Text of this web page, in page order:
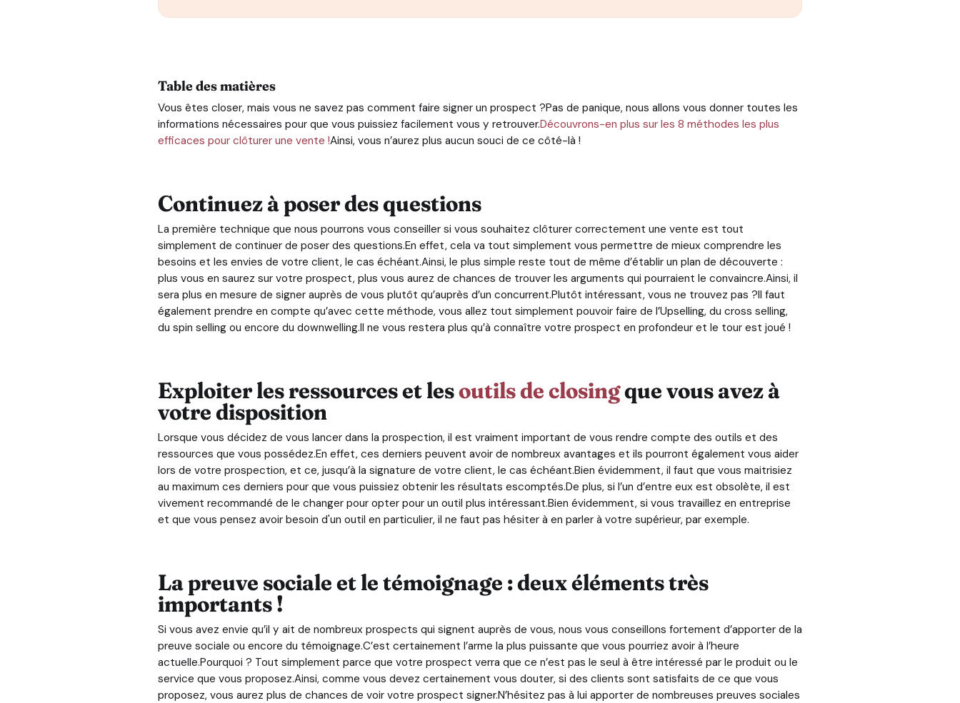
Table des matières
Vous êtes closer, mais vous ne savez pas comment faire signer un prospect ?Pas de panique, nous allons vous donner toutes les
informations nécessaires pour que vous puissiez facilement vous y retrouver.Découvrons-en plus sur les 8 méthodes les plus
efficaces pour clôturer une vente !Ainsi, vous n’aurez plus aucun souci de ce côté-là !
Continuez à poser des questions
La première technique que nous pourrons vous conseiller si vous souhaitez clôturer correctement une vente est tout
simplement de continuer de poser des questions.En effet, cela va tout simplement vous permettre de mieux comprendre les
besoins et les envies de votre client, le cas échéant.Ainsi, le plus simple reste tout de même d’établir un plan de découverte :
plus vous en saurez sur votre prospect, plus vous aurez de chances de trouver les arguments qui pourraient le convaincre.Ainsi, il
sera plus en mesure de signer auprès de vous plutôt qu’auprès d’un concurrent.Plutôt intéressant, vous ne trouvez pas ?Il faut
également prendre en compte qu’avec cette méthode, vous allez tout simplement pouvoir faire de l’Upselling, du cross selling,
du spin selling ou encore du downwelling.Il ne vous restera plus qu’à connaître votre prospect en profondeur et le tour est joué !
Exploiter les ressources et lesoutils de closingque vous avez à
votre disposition
Lorsque vous décidez de vous lancer dans la prospection, il est vraiment important de vous rendre compte des outils et des
ressources que vous possédez.En effet, ces derniers peuvent avoir de nombreux avantages et ils pourront également vous aider
lors de votre prospection, et ce, jusqu’à la signature de votre client, le cas échéant.Bien évidemment, il faut que vous maitrisiez
au maximum ces derniers pour que vous puissiez obtenir les résultats escomptés.De plus, si l’un d’entre eux est obsolète, il est
vivement recommandé de le changer pour opter pour un outil plus intéressant.Bien évidemment, si vous travaillez en entreprise
et que vous pensez avoir besoin d'un outil en particulier, il ne faut pas hésiter à en parler à votre supérieur, par exemple.
La preuve sociale et le témoignage : deux éléments très
importants !
Si vous avez envie qu’il y ait de nombreux prospects qui signent auprès de vous, nous vous conseillons fortement d’apporter de la
preuve sociale ou encore du témoignage.C’est certainement l’arme la plus puissante que vous pourriez avoir à l’heure
actuelle.Pourquoi ? Tout simplement parce que votre prospect verra que ce n’est pas le seul à être intéressé par le produit ou le
service que vous proposez.Ainsi, comme vous devez certainement vous douter, si des clients sont satisfaits de ce que vous
proposez, vous aurez plus de chances de voir votre prospect signer.N’hésitez pas à lui apporter de nombreuses preuves sociales